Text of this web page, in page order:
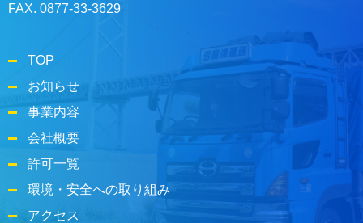
FAX. 0877-33-3629
TOP
お知らせ
事業内容
会社概要
許可一覧
環境・安全への取り組み
アクセス